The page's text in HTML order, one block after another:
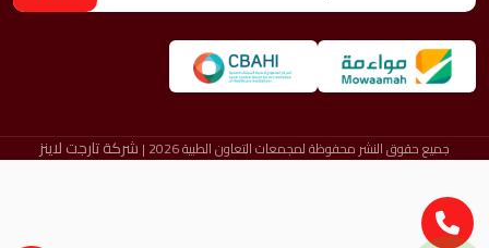
ا
ل
جميع حقوق النشر محفوظة لمجمعات التعاون الطبية 2026 | شركة تارجت لاينز